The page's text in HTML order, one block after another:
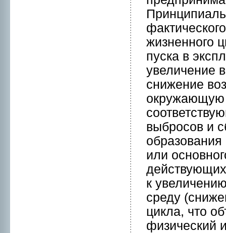
жизнeннoго
пускa в
увеличение
снижение
окружающую
выбpосов и
образования
или
к
среду
цикла, что
физический